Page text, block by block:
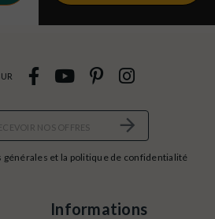
générales et la politique de confidentialité
Informations